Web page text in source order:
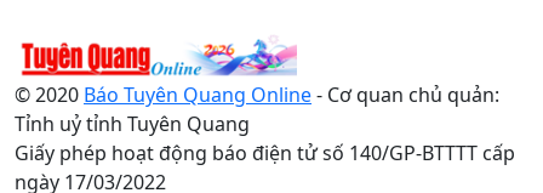
© 2020 Báo Tuyên Quang Online- Cơ quan chủ quản:
Tỉnh uỷ tỉnh Tuyên Quang
Giấy phép hoạt động báo điện tử số 140/GP-BTTTT cấp
ngày 17/03/2022